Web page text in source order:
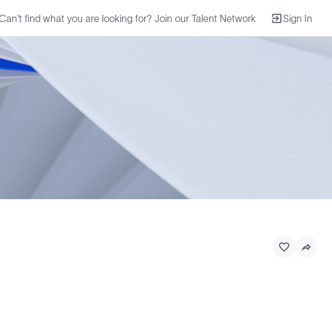
find what you are looking for? Join our Talent Network Sign In